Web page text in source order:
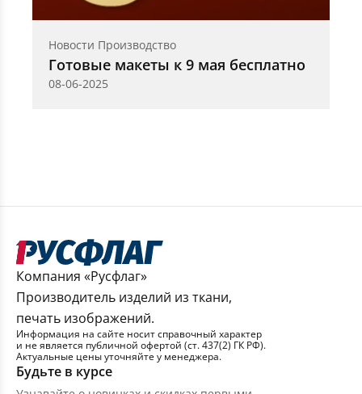
Новости Производство
Готовые макеты к 9 мая бесплатно
08-06-2025
Компания «Русфлаг»
Производитель изделий из ткани,
печать изображений.
Информация на сайте носит справочный характер
и не является публичной офертой (ст. 437(2) ГК РФ).
Актуальные цены уточняйте у менеджера.
Будьте в курсе